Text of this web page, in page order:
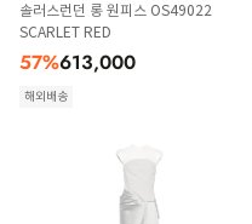
솔러스런던 롱 원피스 OS49022
SCARLET RED
57%613,000
해외배송